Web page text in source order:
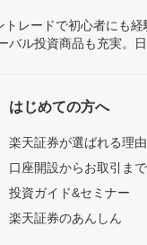
レードで初心者にも
バル投資商品も充実。
はじめての方へ
楽天証券が選ばれる理由
口座開設からお取引ま
投資ガイド&セミナー
楽天証券のあんしん